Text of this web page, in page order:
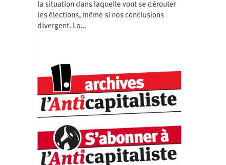
la situation dans laquelle vont se dérouler
les élections, même si nos conclusions
divergent. La…